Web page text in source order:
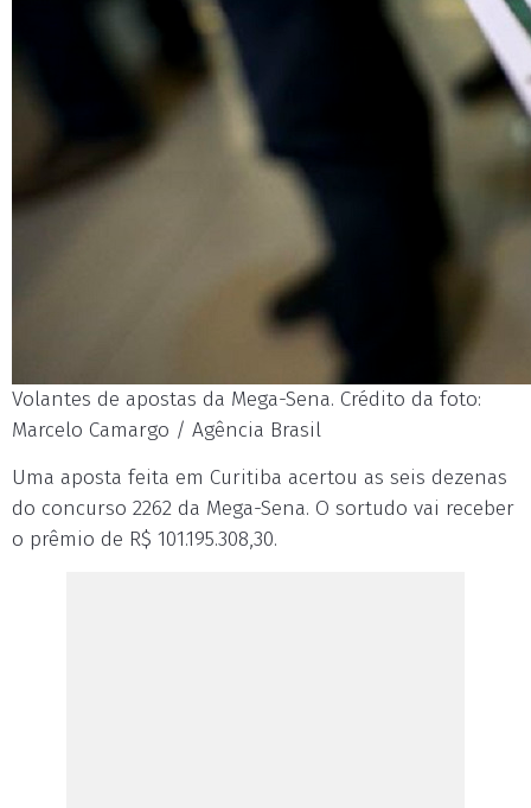
Volantes de apostas da Mega-Sena. Crédito da foto:
Marcelo Camargo / Agência Brasil
Uma aposta feita em Curitiba acertou as seis dezenas
do concurso 2262 da Mega-Sena. O sortudo vai receber
o prêmio de R$ 101.195.308,30.